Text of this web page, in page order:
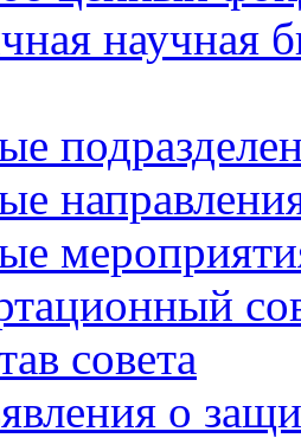
научная
совета
о